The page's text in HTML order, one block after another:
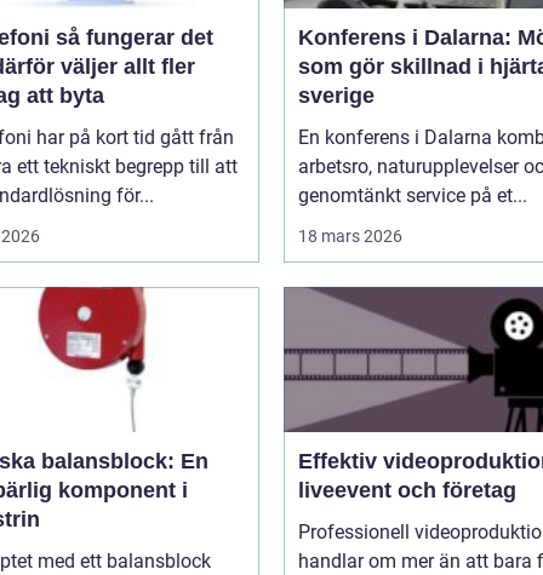
det
väljer allt fler
att byta
har på kort tid gått från
ett tekniskt begrepp till att
för...
Konferens i Dalarna:
som gör skillnad i
sverige
En konferens i Dalarna
arbetsro, naturupplevelser
genomtänkt service på et...
18 mars 2026
balansblock: En
komponent i
med ett balansblock
Effektiv
liveevent och företag
Professionell
handlar om mer än att bara